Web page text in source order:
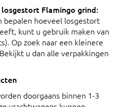
Flamingo grind:
bepalen hoeveel losgestort
kunt u gebruik maken van
Op zoek naar een kleinere
u dan alle verpakkingen
doorgaans binnen 1-3